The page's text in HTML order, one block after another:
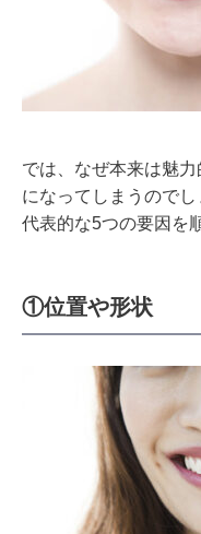
では、なぜ本来は魅
になってしまうのでし
代表的な5つの要因を
①位置や形状